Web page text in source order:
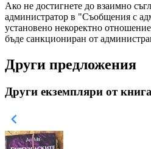
Ако не достигнете до взаимно
администратор в "Съобщения с
установено некоректно
бъде санкциониран от
Други предложения
Други екземпляри от